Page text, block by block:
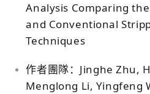
Analysis Comparing
and Conventional
Techniques
作者團隊： Jinghe Zhu,
Menglong Li, Yingfeng